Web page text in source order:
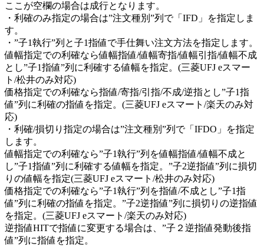
ここが空欄の場合は成行となります。
・利確のみ指定の場合は”注文種別”列で「IFD」を指定しま
す。
・”子1執行”列と子1指値で手仕舞い注文方法を指定します。
値幅指定での利確なら値幅指値/値幅寄指/値幅引指/値幅不成
とし”子1指値”列に利確する値幅を指定。(三菱UFJ eスマー
ト/松井のみ対応)
価格指定での利確なら指値/寄指/引指/不成/逆指とし”子1指
値”列に利確の指値を指定。(三菱UFJ eスマート/楽天のみ対
応)
・利確/損切り指定の場合は”注文種別”列で「IFDO」を指定
します。
値幅指定での利確なら”子1執行”列を値幅指値/値幅不成と
し”子1指値”列に利確する値幅を指定。”子2逆指値”列に損切
りの値幅を指定(三菱UFJ eスマート/松井のみ対応)
価格指定での利確なら”子1執行”列を指値/不成とし”子1指
値”列に利確の指値を指定。”子2逆指値”列に損切りの逆指値
を指定。(三菱UFJ eスマート/楽天のみ対応)
逆指値HITで指値に変更する場合は、”子２逆指値発動後指
値”列に指値を指定。